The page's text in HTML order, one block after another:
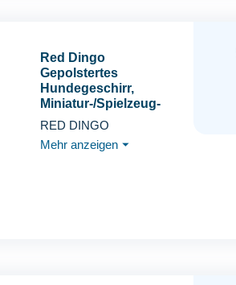
Red Dingo
Gepolstertes
Hundegeschirr,
Miniatur-/Spielzeug-
Rassen, Gelb, Größe
XS (US)
RED DINGO
Mehr anzeigen ⏷